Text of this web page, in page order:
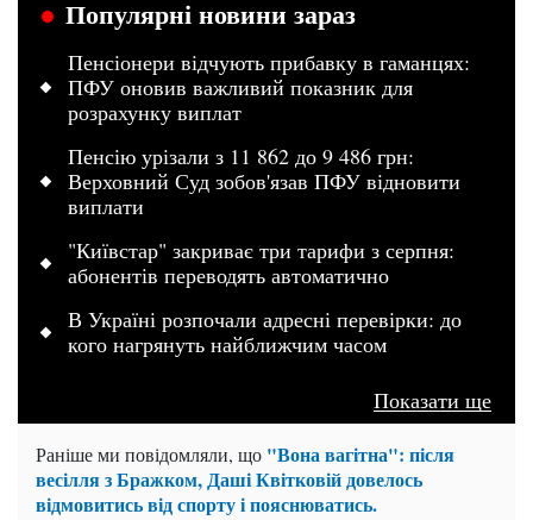
Популярні новини зараз
Пенсіонери відчують прибавку в гаманцях:
ПФУ оновив важливий показник для
розрахунку виплат
Пенсію урізали з 11 862 до 9 486 грн:
Верховний Суд зобов'язав ПФУ відновити
виплати
"Київстар" закриває три тарифи з серпня:
абонентів переводять автоматично
В Україні розпочали адресні перевірки: до
кого нагрянуть найближчим часом
Показати ще
Раніше ми повідомляли, що "Вона вагітна": після
весілля з Бражком, Даші Квітковій довелось
відмовитись від спорту і пояснюватись.